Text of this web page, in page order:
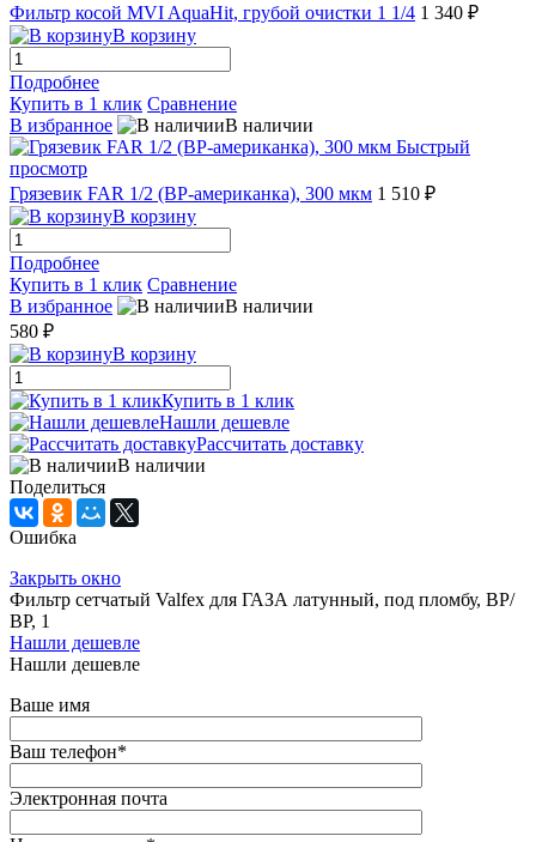
Фильтр косой MVI AquaHit, грубой очистки 1 1/4 1 340 ₽
В корзину
Подробнее
Купить в 1 клик Сравнение
В избранное
В наличии
Быстрый
просмотр
Грязевик FAR 1/2 (ВР-американка), 300 мкм 1 510 ₽
В корзину
Подробнее
Купить в 1 клик Сравнение
В избранное
В наличии
580 ₽
В корзину
Купить в 1 клик
Нашли дешевле
Рассчитать доставку
В наличии
Поделиться
Ошибка
Закрыть окно
Фильтр сетчатый Valfex для ГАЗА латунный, под пломбу, ВР/
ВР, 1
Нашли дешевле
Нашли дешевле
Ваше имя
Ваш телефон*
Электронная почта